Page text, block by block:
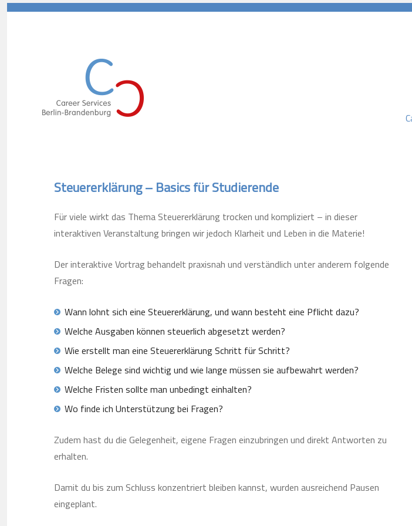
Steuererklärung – Basics für Studierende
Für viele wirkt das Thema Steuererklärung trocken und kompliziert – in dieser
interaktiven Veranstaltung bringen wir jedoch Klarheit und Leben in die Materie!
Der interaktive Vortrag behandelt praxisnah und verständlich unter anderem folgende
Fragen:
Wann lohnt sich eine Steuererklärung, und wann besteht eine Pflicht dazu?
Welche Ausgaben können steuerlich abgesetzt werden?
Wie erstellt man eine Steuererklärung Schritt für Schritt?
Welche Belege sind wichtig und wie lange müssen sie aufbewahrt werden?
Welche Fristen sollte man unbedingt einhalten?
Wo finde ich Unterstützung bei Fragen?
Zudem hast du die Gelegenheit, eigene Fragen einzubringen und direkt Antworten zu
erhalten.
Damit du bis zum Schluss konzentriert bleiben kannst, wurden ausreichend Pausen
eingeplant.